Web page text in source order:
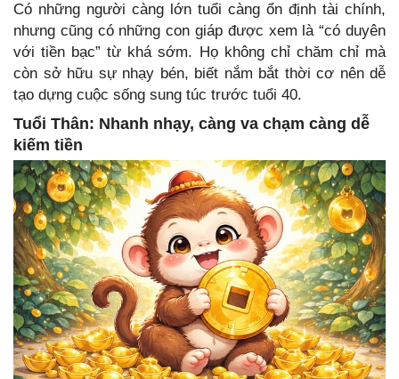
Có những người càng lớn tuổi càng ổn định tài chính,
nhưng cũng có những con giáp được xem là “có duyên
với tiền bạc” từ khá sớm. Họ không chỉ chăm chỉ mà
còn sở hữu sự nhạy bén, biết nắm bắt thời cơ nên dễ
tạo dựng cuộc sống sung túc trước tuổi 40.
Tuổi Thân: Nhanh nhạy, càng va chạm càng dễ
kiếm tiền